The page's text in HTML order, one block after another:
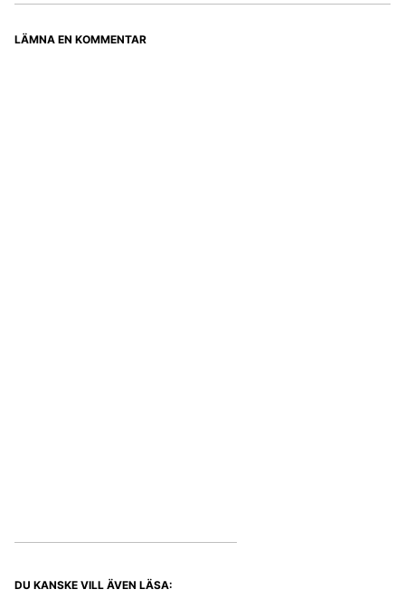
LÄMNA EN KOMMENTAR
DU KANSKE VILL ÄVEN LÄSA: